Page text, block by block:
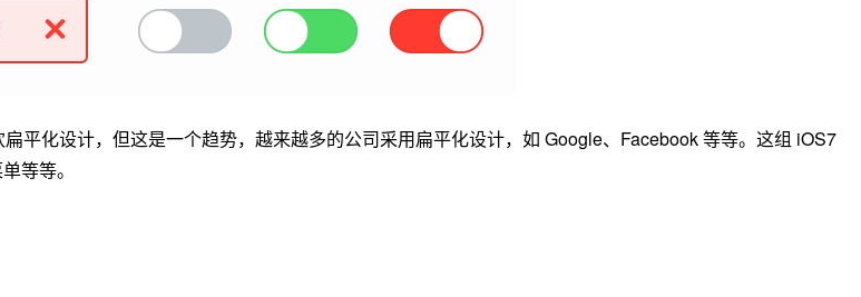
平化设计，但这是一个趋势，越来越多的公司采用扁平化设计，如 Google、Facebook 等等。这组 iOS7
等等。